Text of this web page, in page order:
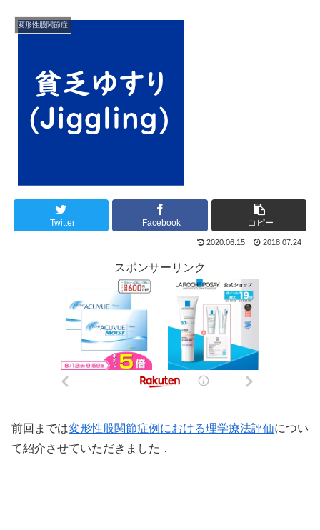
変形性股関節症
Twitter Facebook コピー
2020.06.15 2018.07.24
スポンサーリンク
前回までは変形性股関節症例における理学療法評価につい
て紹介させていただきました．